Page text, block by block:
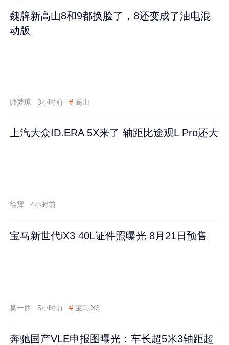
魏牌新高山8和9都换脸了，8还变成了油电混
动版
师梦琼 3小时前 # 高山
上汽大众ID.ERA 5X来了 轴距比途观L Pro还大
徐辉 4小时前
宝马新世代iX3 40L证件照曝光 8月21日预售
莫一西 5小时前 # 宝马iX3
奔驰国产VLE申报图曝光：车长超5米3轴距超